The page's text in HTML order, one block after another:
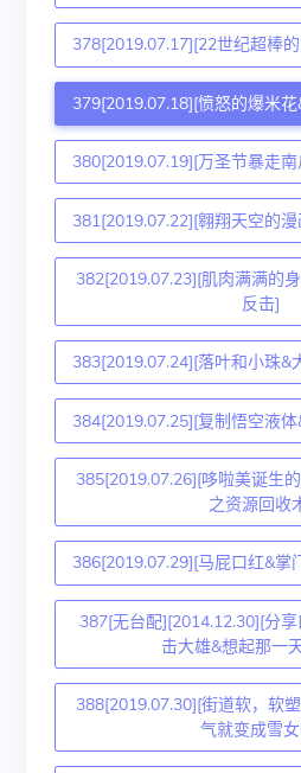
378[2019.07.17][22世纪超棒
379[2019.07.18][愤怒的爆米
380[2019.07.19][万圣节暴走
381[2019.07.22][翱翔天空的
382[2019.07.23][肌肉满满的
反击]
383[2019.07.24][落叶和小珠&
384[2019.07.25][复制悟空液
385[2019.07.26][哆啦美诞生
之资源回收
386[2019.07.29][马屁口红&掌
387[无台配][2014.12.30][分
击大雄&想起那一
388[2019.07.30][街道软，软
气就变成雪